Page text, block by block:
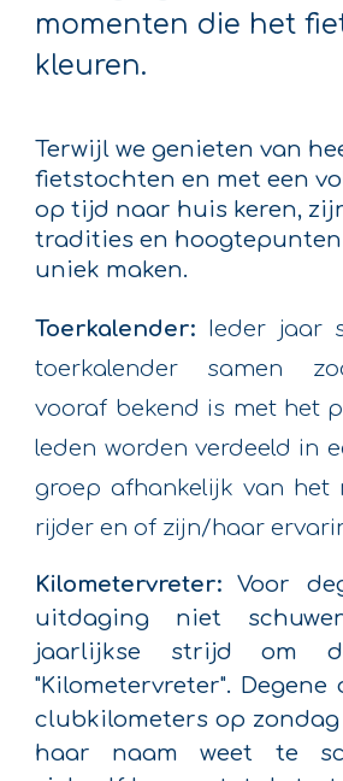
momenten die het
kleuren.
Terwijl we genieten van
fietstochten en met een
op tijd naar huis keren,
tradities en
uniek maken.
Toerkalender: Ieder jaar
toerkalender samen
vooraf bekend is met het
leden worden verdeeld in
groep afhankelijk van het
rijder en of zijn/haar
Kilometervreter:
Voor
uitdaging niet
jaarlijkse strijd om
"Kilometervreter". Degene
clubkilometers op
haar naam weet te